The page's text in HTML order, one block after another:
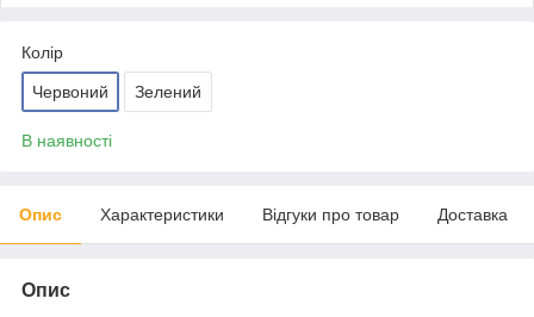
Колір
Червоний Зелений
В наявності
Опис Характеристики Відгуки про товар Доставка
Опис